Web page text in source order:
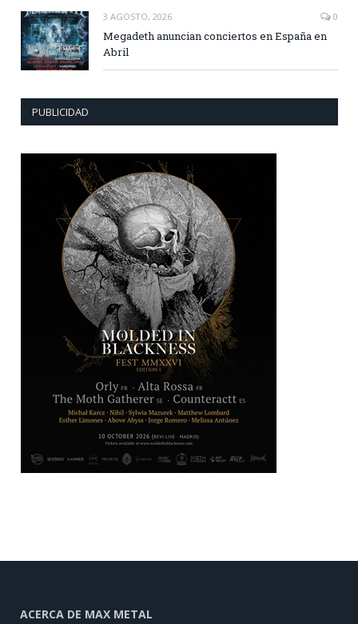
3 AGOSTO, 2026 0
Megadeth anuncian conciertos en España en
Abril
PUBLICIDAD
ACERCA DE MAX METAL